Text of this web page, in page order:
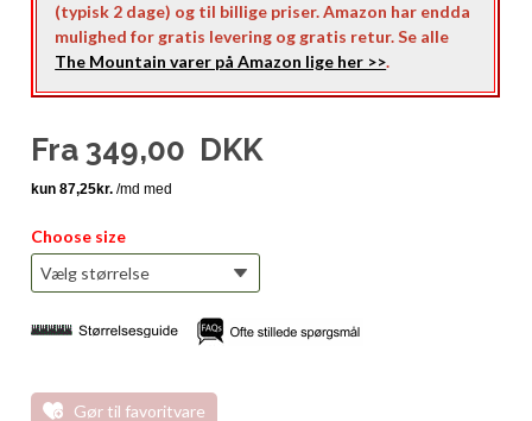
(typisk 2 dage) og til billige priser. Amazon har endda
mulighed for gratis levering og gratis retur. Se alle
The Mountain varer på Amazon lige her >>.
Fra 349,00 DKK
Choose size
Gør til favoritvare